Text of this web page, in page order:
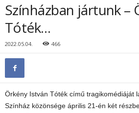
Színházban jártunk –
Tóték…
2022.05.04. 466
Örkény István Tóték című tragikomédiáját
Színház közönsége április 21-én két